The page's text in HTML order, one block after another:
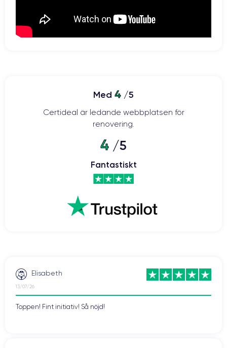
Med 4 /5
Certideal är ledande webbplatsen för
renovering.
4 /5
Fantastiskt
Elisabeth
13/07/26
Toppen! Fint initiativ! Så nöjd!